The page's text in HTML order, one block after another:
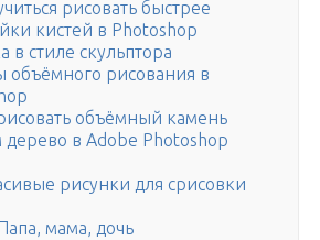
рисовать быстрее
кистей в Photoshop
в стиле скульптора
объёмного рисования в
объёмный камень
дерево в Adobe Photoshop
рисунки для срисовки
мама, дочь